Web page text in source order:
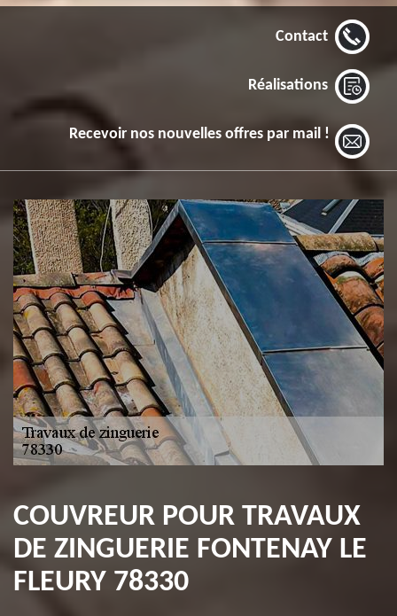
Contact
Réalisations
Recevoir nos nouvelles offres par mail !
COUVREUR POUR TRAVAUX
DE ZINGUERIE FONTENAY LE
FLEURY 78330